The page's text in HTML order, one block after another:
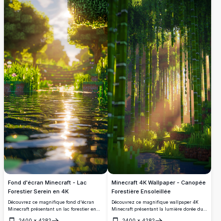
saisonnière avec des feuilles mortes
éparpillées flottant sur une eau cristalline.
Un banc en bois invite à la contemplation
paisible, alliant couleurs vives et art
détaillé. Parfait pour sublimer votre écran
de bureau ou mobile avec ses visuels à
couper le souffle et de haute qualité.
Fond d'écran Minecraft - Lac
Forestier Serein en 4K
Découvrez ce magnifique fond d'écran
Minecraft présentant un lac forestier en
Minecraft 4K Wallpaper - Canopée
Forestière Ensoleillée
Découvrez ce magnifique wallpaper 4K
Minecraft présentant la lumière dorée du